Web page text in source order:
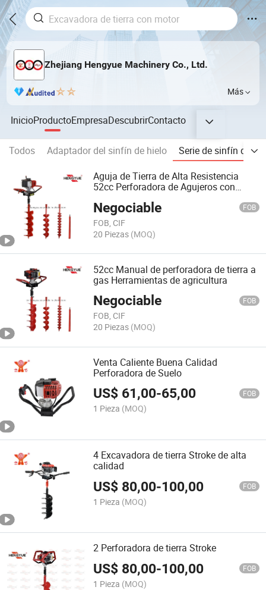
Zhejiang Hengyue Machinery Co., Ltd.
Más
InicioProductoEmpresaDescubrirContacto
Todos Adaptador del sinfín de hielo
Serie de sinfín de
Aguja de Tierra de Alta Resistencia
52cc Perforadora de Agujeros con
Negociable FOB
FOB, CIF
20 Piezas (MOQ)
52cc Manual de perforadora de tierra a
gas Herramientas de agricultura
Negociable FOB
FOB, CIF
20 Piezas (MOQ)
Venta Caliente Buena Calidad
Perforadora de Suelo
US$ 61,00-65,00 FOB
1 Pieza (MOQ)
4 Excavadora de tierra Stroke de alta
calidad
US$ 80,00-100,00 FOB
1 Pieza (MOQ)
2 Perforadora de tierra Stroke
US$ 80,00-100,00 FOB
1 Pieza (MOQ)